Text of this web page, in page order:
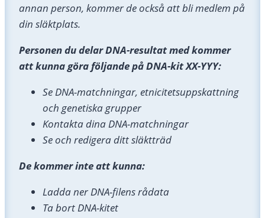
annan person, kommer de också att bli medlem på
din släktplats.
Personen du delar DNA-resultat med kommer
att kunna göra följande på DNA-kit XX-YYY:
Se DNA-matchningar, etnicitetsuppskattning
och genetiska grupper
Kontakta dina DNA-matchningar
Se och redigera ditt släktträd
De kommer inte att kunna:
Ladda ner DNA-filens rådata
Ta bort DNA-kitet